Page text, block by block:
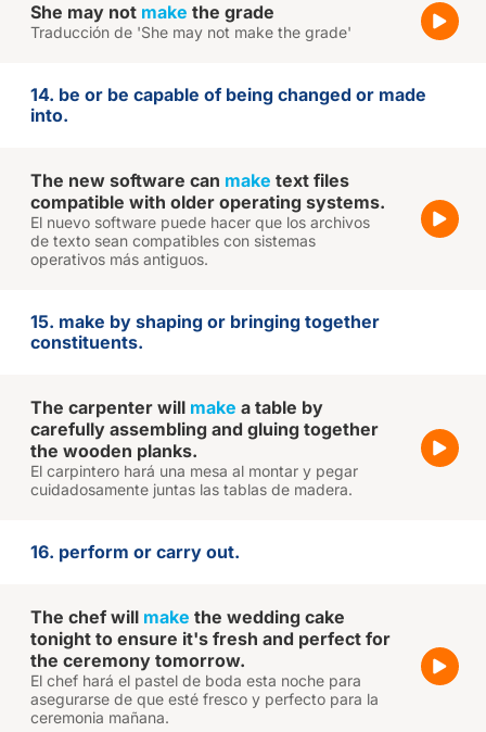
She may not make the grade
Traducción de 'She may not make the grade'
14. be or be capable of being changed or made
into.
The new software can make text files
compatible with older operating systems.
El nuevo software puede hacer que los archivos
de texto sean compatibles con sistemas
operativos más antiguos.
15. make by shaping or bringing together
constituents.
The carpenter will make a table by
carefully assembling and gluing together
the wooden planks.
El carpintero hará una mesa al montar y pegar
cuidadosamente juntas las tablas de madera.
16. perform or carry out.
The chef will make the wedding cake
tonight to ensure it's fresh and perfect for
the ceremony tomorrow.
El chef hará el pastel de boda esta noche para
asegurarse de que esté fresco y perfecto para la
ceremonia mañana.